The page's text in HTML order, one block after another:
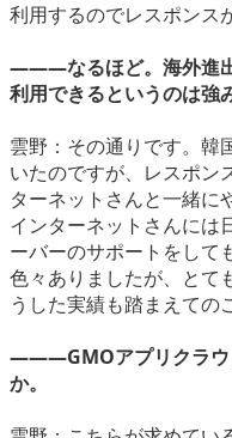
利用するのでレスポンス
―――なるほど。海外進
利用できるというのは強
雲野：その通りです。韓
いたのですが、レスポン
ターネットさんと一緒に
インターネットさんには
ーバーのサポートをして
色々ありましたが、とて
うした実績も踏まえての
―――GMOアプリクラウ
か。